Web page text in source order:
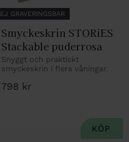
EJ GRAVERINGSBAR
Smyckeskrin STORiES
Stackable puderrosa
Snyggt och praktiskt
smyckeskrin i flera våningar.
798 kr